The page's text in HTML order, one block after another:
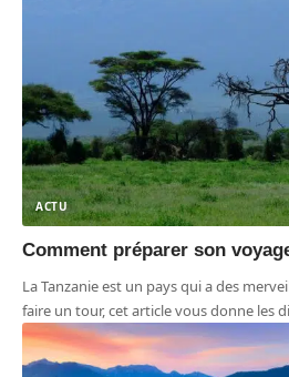
ACTU
Comment préparer son
La Tanzanie est un pays qui a des
faire un tour, cet article vous donne les